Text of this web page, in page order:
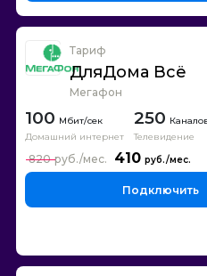
Тариф
ДляДома Всё
Мегафон
100
Домашний интернет
250
Телевидение
410
820
Подключить